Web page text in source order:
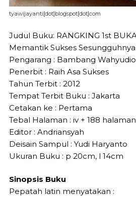
tyawijayanti[dot]blogspot[dot]com
Judul Buku: RANGKING 1st
Memantik Sukses Sesungguhnya
Pengarang : Bambang
Penerbit : Raih Asa Sukses
Tahun Terbit : 2012
Tempat Terbit Buku : Jakarta
Cetakan ke : Pertama
Tebal Halaman : iv + 188 halaman
Editor : Andriansyah
Deisain Sampul : Yudi Haryanto
Ukuran Buku : p 20cm, l 14cm
Sinopsis Buku
Pepatah latin menyatakan :